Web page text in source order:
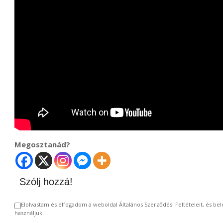
Megosztanád?
Szólj hozzá!
Elolvastam és elfogadom a weboldal Általános Szerződési Feltételeit, és
használjuk.